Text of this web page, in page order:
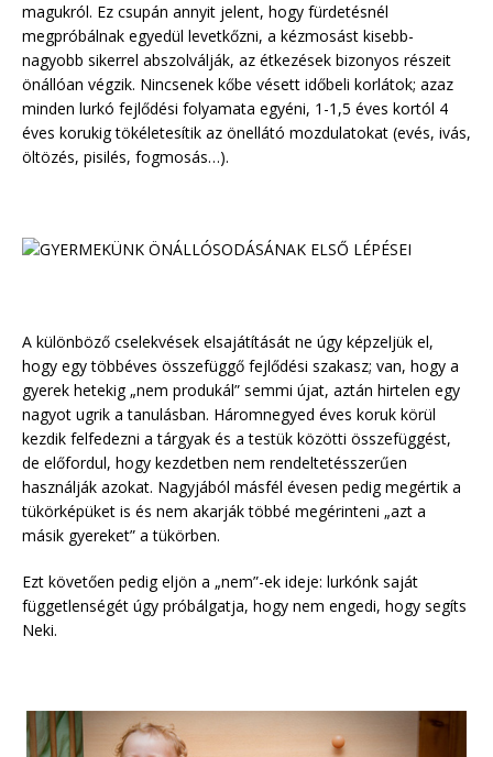
magukról. Ez csupán annyit jelent, hogy fürdetésnél
megpróbálnak egyedül levetkőzni, a kézmosást kisebb-
nagyobb sikerrel abszolválják, az étkezések bizonyos részeit
önállóan végzik. Nincsenek kőbe vésett időbeli korlátok; azaz
minden lurkó fejlődési folyamata egyéni, 1-1,5 éves kortól 4
éves korukig tökéletesítik az önellátó mozdulatokat (evés, ivás,
öltözés, pisilés, fogmosás…).
A különböző cselekvések elsajátítását ne úgy képzeljük el,
hogy egy többéves összefüggő fejlődési szakasz; van, hogy a
gyerek hetekig „nem produkál” semmi újat, aztán hirtelen egy
nagyot ugrik a tanulásban. Háromnegyed éves koruk körül
kezdik felfedezni a tárgyak és a testük közötti összefüggést,
de előfordul, hogy kezdetben nem rendeltetésszerűen
használják azokat. Nagyjából másfél évesen pedig megértik a
tükörképüket is és nem akarják többé megérinteni „azt a
másik gyereket” a tükörben.
Ezt követően pedig eljön a „nem”-ek ideje: lurkónk saját
függetlenségét úgy próbálgatja, hogy nem engedi, hogy segíts
Neki.